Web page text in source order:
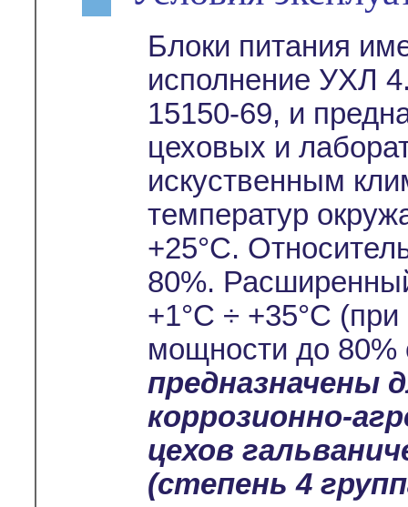
Блоки питания
исполнение УХЛ
15150-69, и
цеховых и
искуственным
температур
+25°С.
80%.
+1°С ÷ +35°С
мощности до
предназначены
коррозионно-
цехов
(степень 4